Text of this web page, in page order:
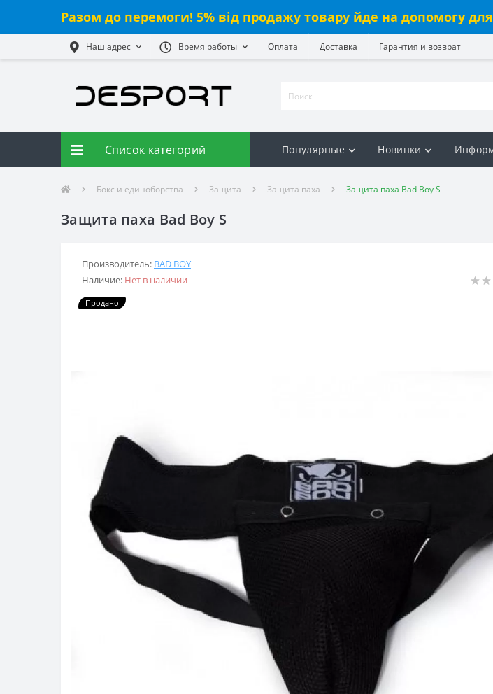
Разом до перемоги! 5% від продажу товару йде на допомогу
Наш адрес Время работы Оплата Доставка Гарантия и возврат
Список категорий Популярные Новинки
Бокс и единоборства Защита Защита паха Защита паха Bad Boy S
Защита паха Bad Boy S
Производитель: BAD BOY
Наличие: Нет в наличии
Продано